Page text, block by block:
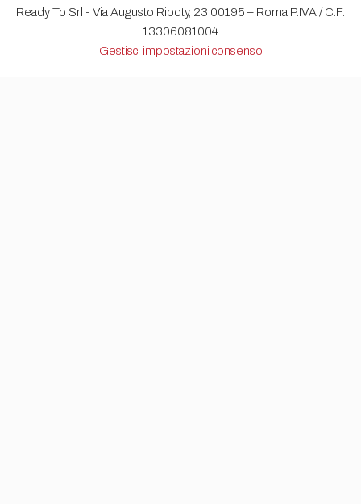
Ready To Srl - Via Augusto Riboty, 23 00195 – Roma P.IVA / C.F.
13306081004
Gestisci impostazioni consenso